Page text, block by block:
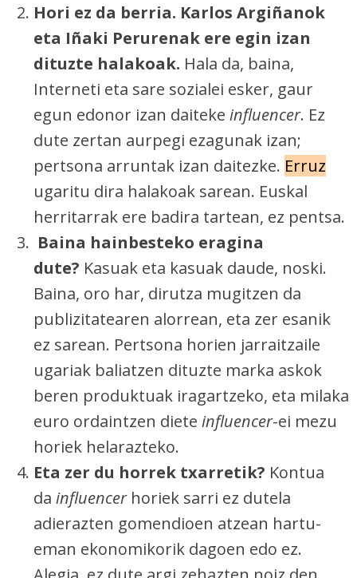
Hori ez da berria. Karlos Argiñanok
eta Iñaki Perurenak ere egin izan
dituzte halakoak. Hala da, baina,
Interneti eta sare sozialei esker, gaur
egun edonor izan daiteke influencer. Ez
dute zertan aurpegi ezagunak izan;
pertsona arruntak izan daitezke. Erruz
ugaritu dira halakoak sarean. Euskal
herritarrak ere badira tartean, ez pentsa.
Baina hainbesteko eragina
dute? Kasuak eta kasuak daude, noski.
Baina, oro har, dirutza mugitzen da
publizitatearen alorrean, eta zer esanik
ez sarean. Pertsona horien jarraitzaile
ugariak baliatzen dituzte marka askok
beren produktuak iragartzeko, eta milaka
euro ordaintzen diete influencer-ei mezu
horiek helarazteko.
Eta zer du horrek txarretik? Kontua
da influencer horiek sarri ez dutela
adierazten gomendioen atzean hartu-
eman ekonomikorik dagoen edo ez.